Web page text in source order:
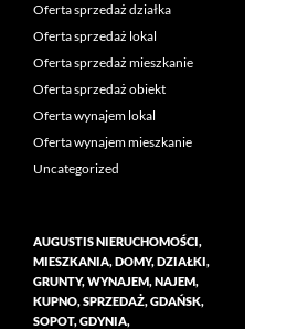
Oferta sprzedaż działka
Oferta sprzedaż lokal
Oferta sprzedaż mieszkanie
Oferta sprzedaż obiekt
Oferta wynajem lokal
Oferta wynajem mieszkanie
Uncategorized
AUGUSTIS NIERUCHOMOŚCI,
MIESZKANIA, DOMY, DZIAŁKI,
GRUNTY, WYNAJEM, NAJEM,
KUPNO, SPRZEDAŻ, GDAŃSK,
SOPOT, GDYNIA,